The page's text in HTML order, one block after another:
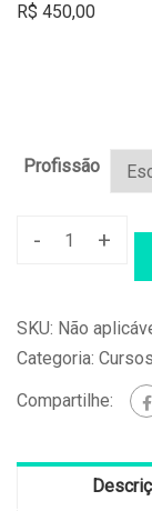
R$ 450,00
Profissão
-
Curso
-
17/04/
+
SKU: Não
Categoria:
Compartilhe: